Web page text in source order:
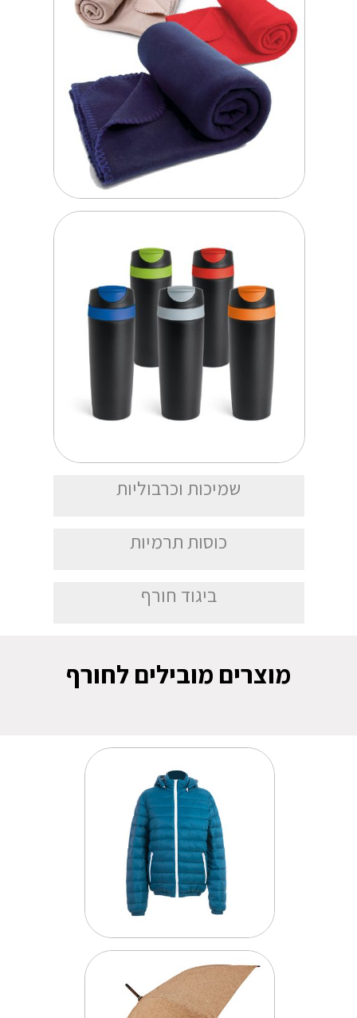
שמיכות וכרבוליות
כוסות תרמיות
ביגוד חורף
מוצרים מובילים לחורף